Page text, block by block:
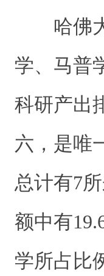
哈佛
学、马普
科研产出
六，是唯
总计有7
额中有
学所占比